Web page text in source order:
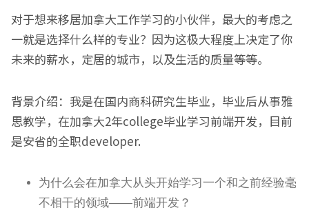
对于想来移居加拿大工作学习的小伙伴，最大的考虑之
一就是选择什么样的专业？因为这极大程度上决定了你
未来的薪水，定居的城市，以及生活的质量等等。
背景介绍：我是在国内商科研究生毕业，毕业后从事雅
思教学，在加拿大2年college毕业学习前端开发，目前
是安省的全职developer.
为什么会在加拿大从头开始学习一个和之前经验毫
不相干的领域——前端开发？